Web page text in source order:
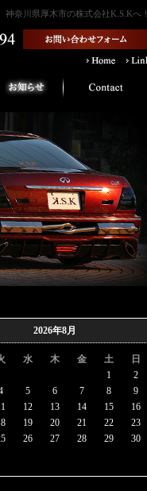
奈川県厚木市の株式会社K.S.Kへ！
2026年8月
水 木 金 土
日
1
2
5 6 7 8
9
12 13 14 15
16
19 20 21 22
23
26 27 28 29
30